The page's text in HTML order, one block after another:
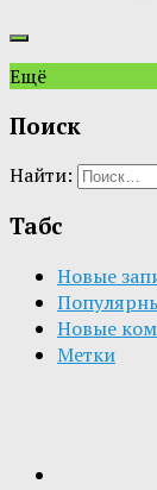
Ещё
Поиск
Найти:
Табс
Новые
Новые
Метки